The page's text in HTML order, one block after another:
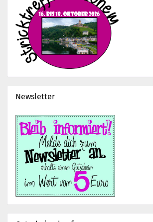
Newsletter